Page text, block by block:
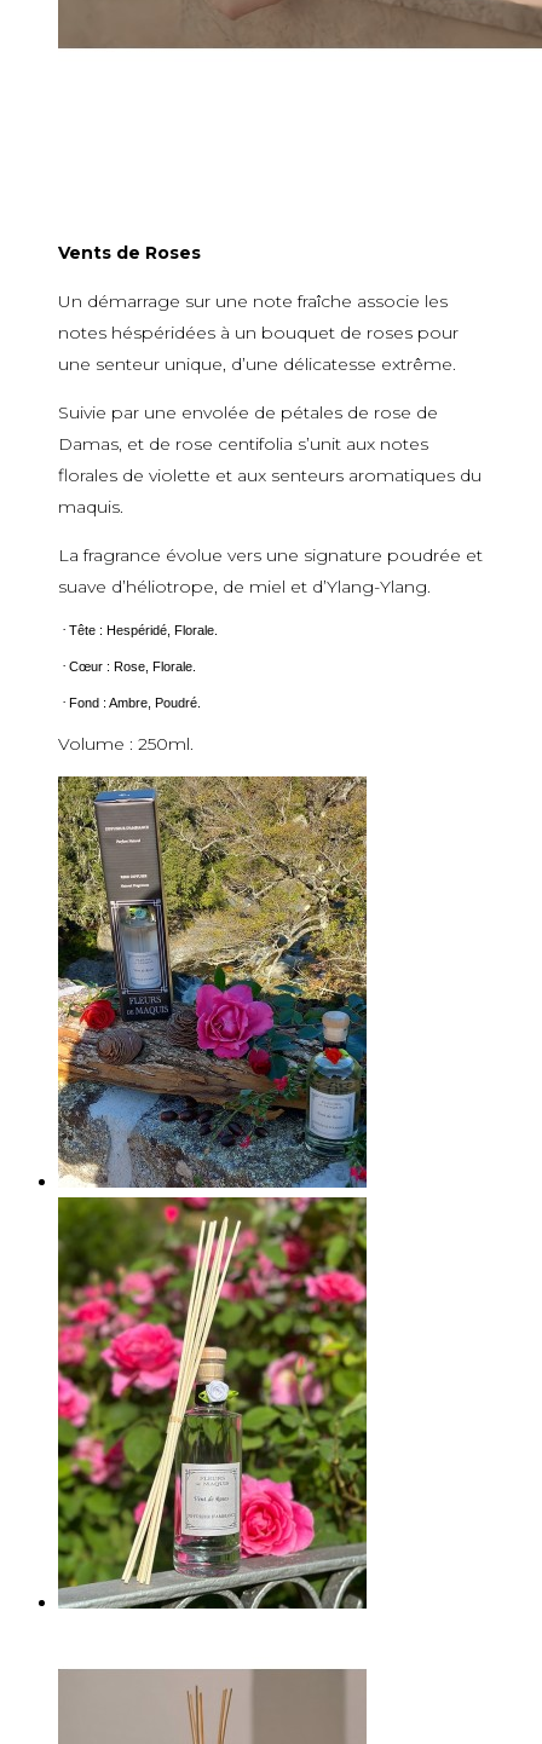
Vents de Roses
Un démarrage sur une note fraîche associe les
notes héspéridées à un bouquet de roses pour
une senteur unique, d’une délicatesse extrême.
Suivie par une envolée de pétales de rose de
Damas, et de rose centifolia s’unit aux notes
florales de violette et aux senteurs aromatiques du
maquis.
La fragrance évolue vers une signature poudrée et
suave d’héliotrope, de miel et d’Ylang-Ylang.
· Tête : Hespéridé, Florale.
· Cœur : Rose, Florale.
· Fond : Ambre, Poudré.
Volume : 250ml.